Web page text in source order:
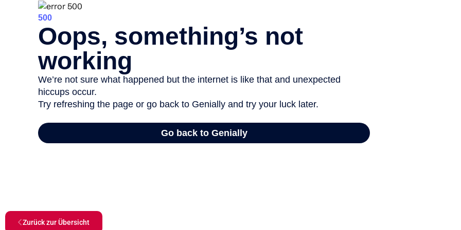
Zurück zur Übersicht